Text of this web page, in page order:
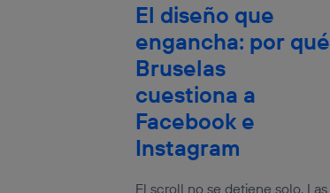
El diseño que
engancha: por qué
Bruselas
cuestiona a
Facebook e
Instagram
El scroll no se detiene solo. Las